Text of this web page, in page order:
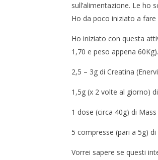
sull’alimentazione. Le ho
Ho da poco iniziato a
Ho iniziato con questa
1,70 e peso appena
2,5 – 3g di Creatina
1,5g (x 2 volte al giorno)
1 dose (circa 40g) di
5 compresse (pari a 5g) di
Vorrei sapere se questi